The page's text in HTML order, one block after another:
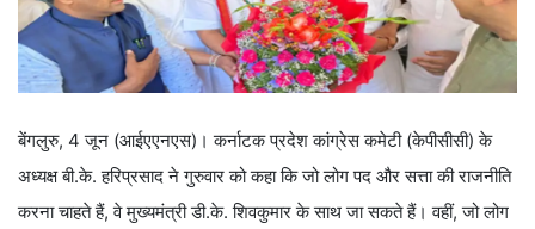
बेंगलुरु, 4 जून (आईएएनएस)। कर्नाटक प्रदेश कांग्रेस कमेटी (केपीसीसी) के
अध्यक्ष बी.के. हरिप्रसाद ने गुरुवार को कहा कि जो लोग पद और सत्ता की राजनीति
करना चाहते हैं, वे मुख्यमंत्री डी.के. शिवकुमार के साथ जा सकते हैं। वहीं, जो लोग